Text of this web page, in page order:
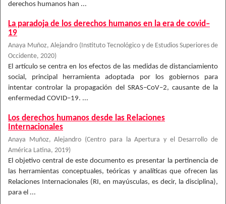
derechos humanos han ...
La paradoja de los derechos humanos en la era de covid–
19
Anaya Muñoz, Alejandro ( Instituto Tecnológico y de Estudios Superiores de
Occidente, 2020)
El artículo se centra en los efectos de las medidas de distanciamiento
social, principal herramienta adoptada por los gobiernos para
intentar controlar la propagación del SRAS–CoV–2, causante de la
enfermedad COVID–19. ...
Los derechos humanos desde las Relaciones
Internacionales
Anaya Muñoz, Alejandro (Centro para la Apertura y el Desarrollo de
América Latina, 2019)
El objetivo central de este documento es presentar la pertinencia de
las herramientas conceptuales, teóricas y analíticas que ofrecen las
Relaciones Internacionales (RI, en mayúsculas, es decir, la disciplina),
para el ...